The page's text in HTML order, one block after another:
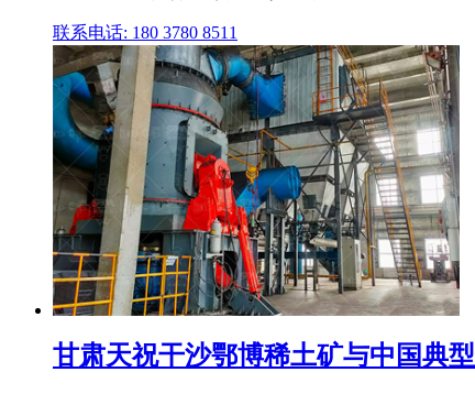
联系电话: 180 3780 8511
甘肃天祝干沙鄂博稀土矿与中国典